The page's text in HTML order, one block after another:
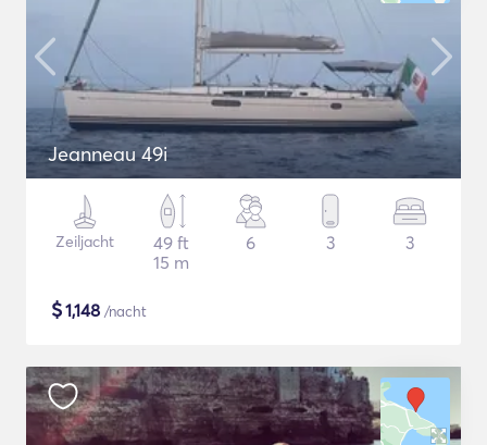
Jeanneau 49i
Zeiljacht
49 ft
15 m
6 3 3
$1,148 /nacht